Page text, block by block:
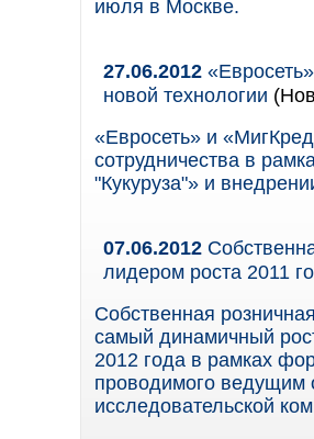
июля в Москве.
27.06.2012
новой технологии
«Евросеть» и
сотрудничества в
"Кукуруза"» и
07.06.2012
лидером роста 2011
Собственная
самый динамичный
2012 года в рамках
проводимого ведущим
исследовательской